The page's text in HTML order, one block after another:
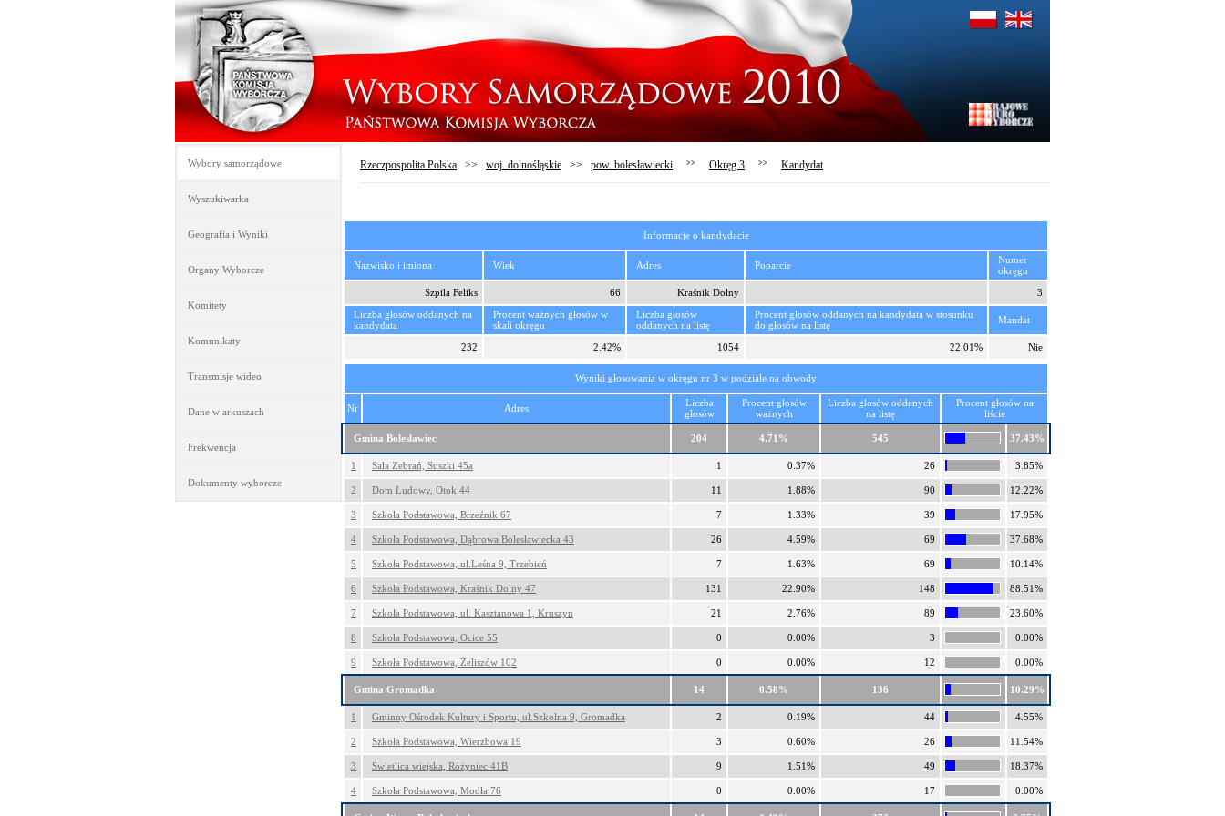
Wybory samorządowe
Wyszukiwarka
Geografia i Wyniki
Organy Wyborcze
Komitety
Komunikaty
Transmisje wideo
Dane w arkuszach
Frekwencja
Dokumenty wyborcze
Rzeczpospolita Polska >> woj. dolnośląskie >> pow. bolesławiecki >> Okręg 3 >> Kandydat
Informacje o kandydacie
Nazwisko i imiona Wiek Adres Poparcie
Numer
okręgu
Szpila Feliks
66 Kraśnik Dolny
3
Liczba głosów oddanych na
kandydata
Procent ważnych głosów w
skali okręgu
Liczba głosów
oddanych na listę
Procent głosów oddanych na kandydata w stosunku
do głosów na listę
Mandat
232 2.42% 1054 22,01% Nie
Wyniki głosowania w okręgu nr 3 w podziale na obwody
Nr Adres
Liczba
głosów
Procent głosów
ważnych
Liczba głosów oddanych
na listę
Procent głosów na
liście
Gmina Bolesławiec 204 4.71% 545 37.43%
1 Sala Zebrań, Suszki 45a 1 0.37% 26 3.85%
2 Dom Ludowy, Otok 44 11 1.88% 90 12.22%
3 Szkoła Podstawowa, Brzeźnik 67 7 1.33% 39 17.95%
4 Szkoła Podstawowa, Dąbrowa Bolesławiecka 43 26 4.59% 69 37.68%
5 Szkoła Podstawowa, ul.Leśna 9, Trzebień 7 1.63% 69 10.14%
6 Szkoła Podstawowa, Kraśnik Dolny 47 131 22.90% 148 88.51%
7 Szkoła Podstawowa, ul. Kasztanowa 1, Kruszyn 21 2.76% 89 23.60%
8 Szkoła Podstawowa, Ocice 55 0 0.00% 3 0.00%
9 Szkoła Podstawowa, Żeliszów 102 0 0.00% 12 0.00%
Gmina Gromadka 14 0.58% 136 10.29%
1 Gminny Ośrodek Kultury i Sportu, ul.Szkolna 9, Gromadka 2 0.19% 44 4.55%
2 Szkoła Podstawowa, Wierzbowa 19 3 0.60% 26 11.54%
3 Świetlica wiejska, Różyniec 41B 9 1.51% 49 18.37%
4 Szkoła Podstawowa, Modła 76 0 0.00% 17 0.00%